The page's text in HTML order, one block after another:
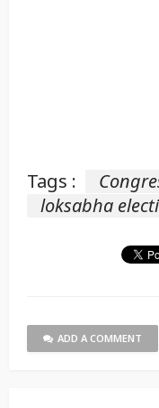
Tags :
loksabha
ADD A COMMENT